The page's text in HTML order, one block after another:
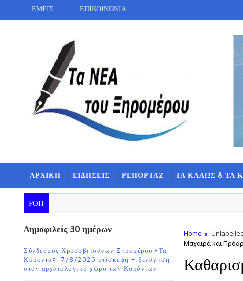
ΕΜΕΙΣ....... ΕΠΙΚΟΙΝΩΝΙΑ
ΑΡΧΙΚΗ ΕΙΔΗΣΕΙΣ ΡΕΠΟΡΤΑΖ ΤΑ ΚΑΛΩΣ & ΤΑ
ΡΟΗ
Δημοφιλείς 30 ημέρων
Σύνδεσμος Χρυσοβιτσάνων Ξηρομέρου «Τα
Κόροντα»: 7/8/2026 επίσκεψη – ξενάγηση
στον αρχαιολογικό χώρο των Κορόντων
Home
Μαχαιρά και